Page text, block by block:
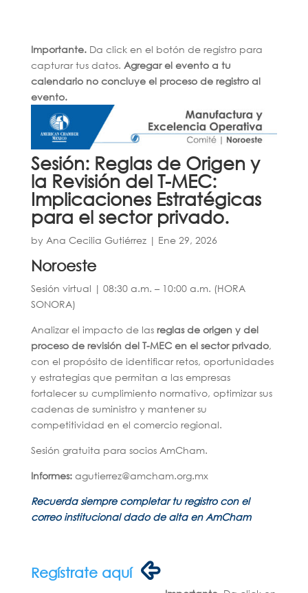
Importante.Da click en el botón de registro para
capturar tus datos. Agregar el evento a tu
calendario no concluye el proceso de registro al
evento.
Sesión: Reglas de Origen y
la Revisión del T-MEC:
Implicaciones Estratégicas
para el sector privado.
by Ana Cecilia Gutiérrez| Ene 29, 2026
Noroeste
Sesión virtual | 08:30 a.m. – 10:00 a.m. (HORA
SONORA)
Analizar el impacto de las reglas de origen y del
proceso de revisión del T-MEC en el sector privado,
con el propósito de identificar retos, oportunidades
y estrategias que permitan a las empresas
fortalecer su cumplimiento normativo, optimizar sus
cadenas de suministro y mantener su
competitividad en el comercio regional.
Sesión gratuita para socios AmCham.
Informes: agutierrez@amcham.org.mx
Recuerda siempre completar tu registro con el
correo institucional dado de alta en AmCham
Regístrate aquí